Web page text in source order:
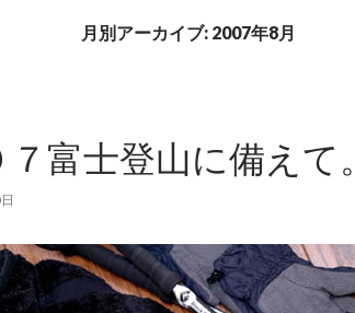
月別アーカイブ: 2007年8月
７富士登山に備えて。